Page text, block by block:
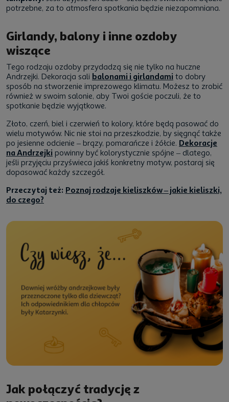
potrzebne, za to atmosfera spotkania będzie niezapomniana.
Girlandy, balony i inne ozdoby
wiszące
Tego rodzaju ozdoby przydadzą się nie tylko na huczne
Andrzejki. Dekoracja sali balonami i girlandami to dobry
sposób na stworzenie imprezowego klimatu. Możesz to zrobić
również w swoim salonie, aby Twoi goście poczuli, że to
spotkanie będzie wyjątkowe.
Złoto, czerń, biel i czerwień to kolory, które będą pasować do
wielu motywów. Nic nie stoi na przeszkodzie, by sięgnąć także
po jesienne odcienie – brązy, pomarańcze i żółcie. Dekoracje
na Andrzejki powinny być kolorystycznie spójne – dlatego,
jeśli przyjęciu przyświeca jakiś konkretny motyw, postaraj się
dopasować każdy szczegół.
Przeczytaj też: Poznaj rodzaje kieliszków – jakie kieliszki,
do czego?
Jak połączyć tradycję z